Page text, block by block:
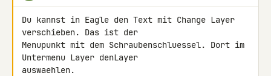
Du kannst in Eagle den Text mit Change Layer
verschieben. Das ist der
Menupunkt mit dem Schraubenschluessel. Dort im
Untermenu Layer denLayer
auswaehlen.